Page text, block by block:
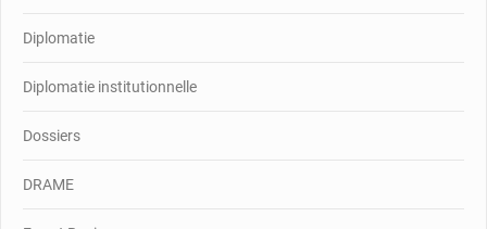
Diplomatie
Diplomatie institutionnelle
Dossiers
DRAME